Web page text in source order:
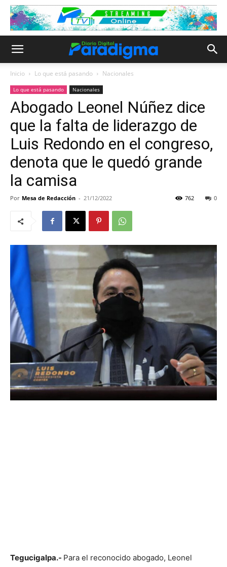
Inicio Lo que está pasando Nacionales
Lo que está pasando Nacionales
Abogado Leonel Núñez dice
que la falta de liderazgo de
Luis Redondo en el congreso,
denota que le quedó grande
la camisa
Por Mesa de Redacción - 21/12/2022 0
762
Tegucigalpa.- Para el reconocido abogado, Leonel